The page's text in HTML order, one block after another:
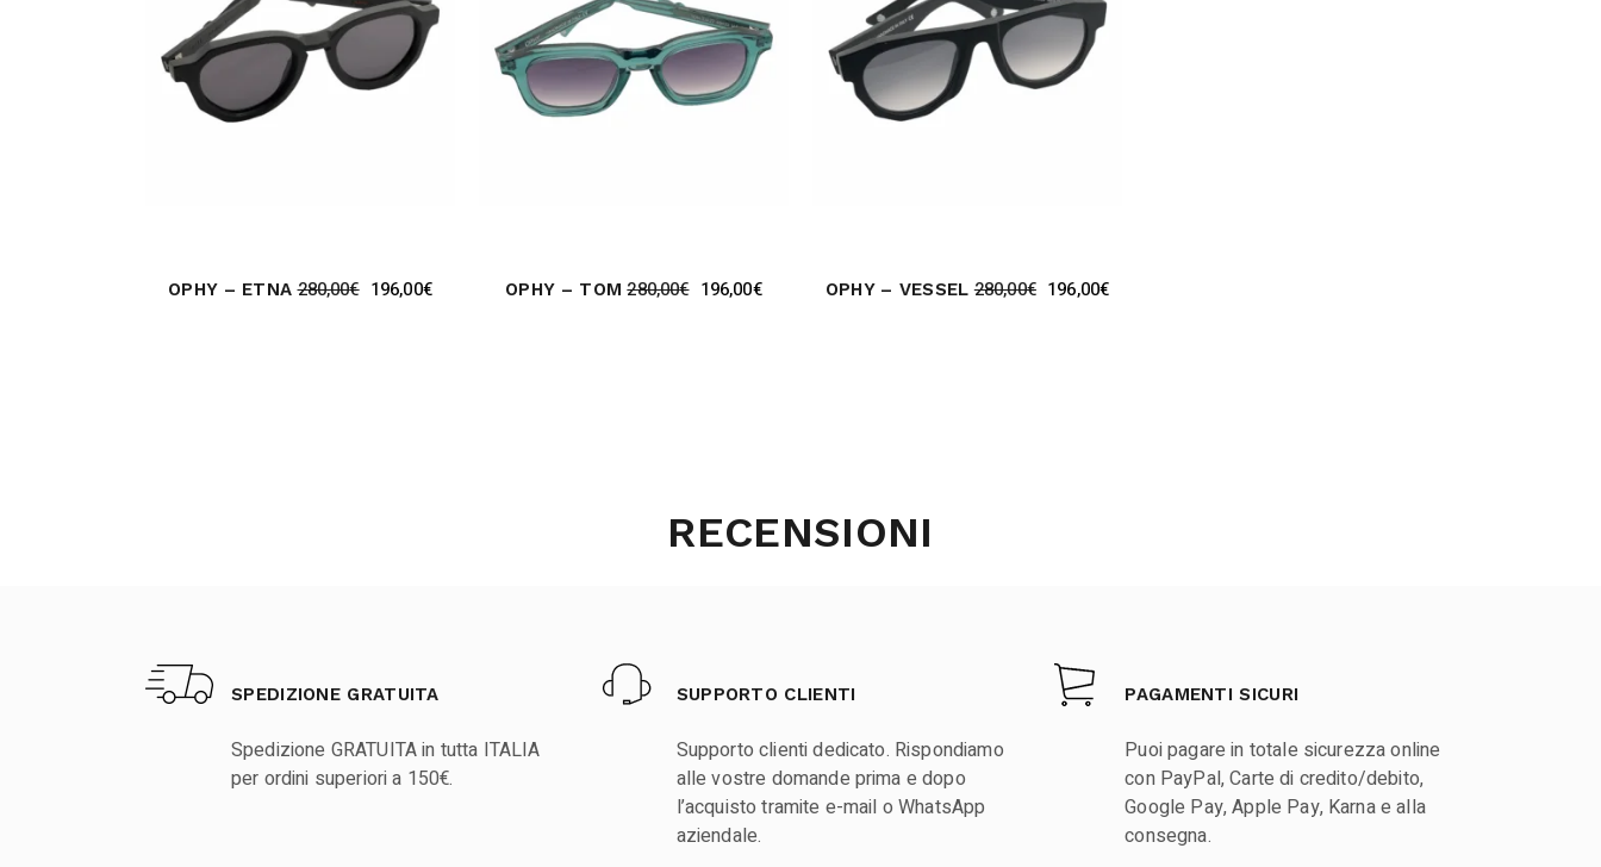
OPHY – ETNA 280,00€ 196,00€ OPHY – TOM 280,00€ 196,00€ OPHY – VESSEL 280,00€ 196,00€
RECENSIONI
SPEDIZIONE GRATUITA
Spedizione GRATUITA in tutta ITALIA
per ordini superiori a 150€.
SUPPORTO CLIENTI
Supporto clienti dedicato. Rispondiamo
alle vostre domande prima e dopo
l’acquisto tramite e-mail o WhatsApp
aziendale.
PAGAMENTI SICURI
Puoi pagare in totale sicurezza online
con PayPal, Carte di credito/debito,
Google Pay, Apple Pay, Karna e alla
consegna.